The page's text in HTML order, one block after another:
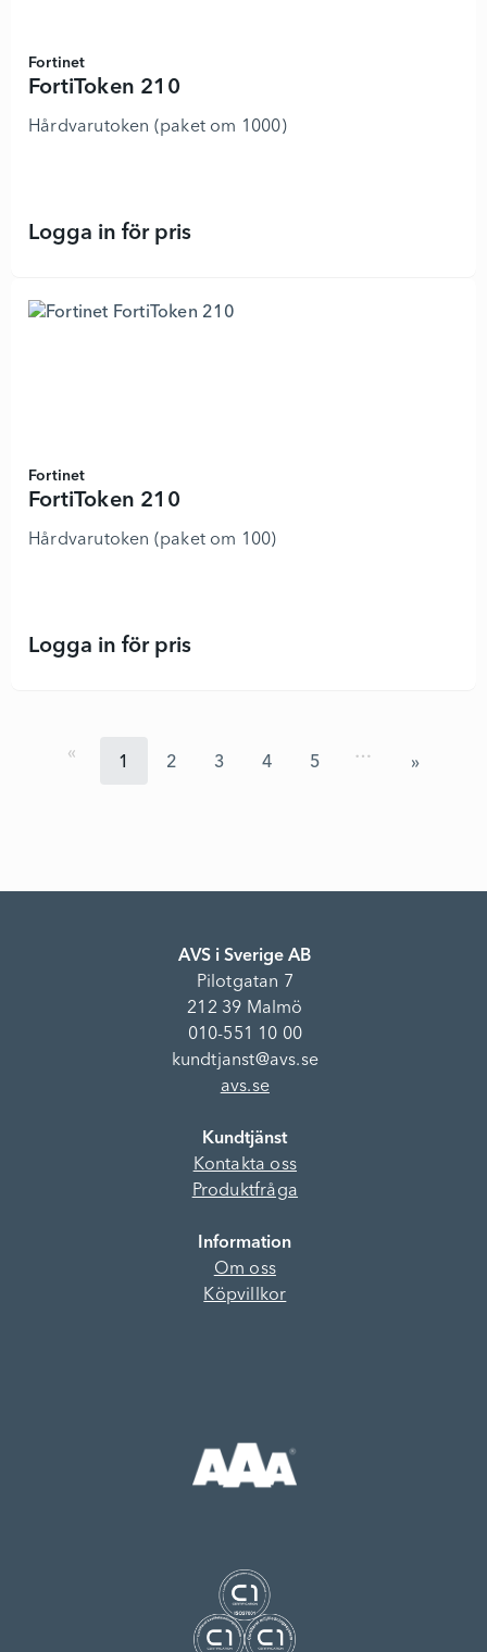
Fortinet
FortiToken 210
Hårdvarutoken (paket om 1000)
Logga in för prisFortiToken 210 - 8781335 - Lägg i
Fortinet
FortiToken 210
Hårdvarutoken (paket om 100)
Logga in för prisFortiToken 210 - 8781334 - Lägg i
1 2 3 4 5
…
AVS i Sverige AB
Pilotgatan 7
212 39 Malmö
010-551 10 00
kundtjanst@avs.se
avs.se
Kundtjänst
Kontakta oss
Produktfråga
Information
Om oss
Köpvillkor